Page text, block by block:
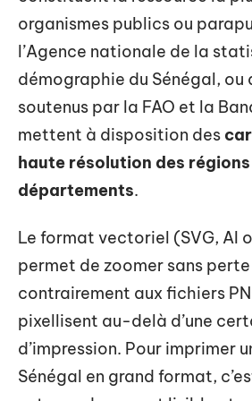
organismes publics ou
l’Agence nationale de la
démographie du Sénégal, ou
soutenus par la FAO et la
mettent à disposition des
haute résolution des
départements.
Le format vectoriel (SVG, AI
permet de zoomer sans
contrairement aux fichiers
pixellisent au-delà d’une
d’impression. Pour imprimer
Sénégal en grand format,